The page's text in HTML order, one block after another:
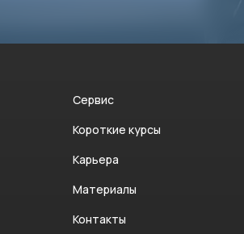
Сервис
Короткие курсы
Карьера
Материалы
Контакты